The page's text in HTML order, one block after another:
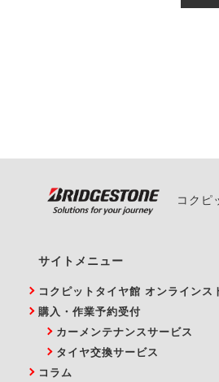
コクピ
サイトメニュー
コクピットタイヤ館 オンラインス
購入・作業予約受付
カーメンテナンスサービス
タイヤ交換サービス
コラム